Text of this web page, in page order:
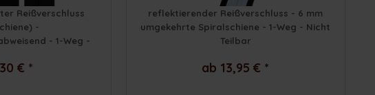
Reißverschluss
-
- 1-Weg -
€ *
reflektierender Reißverschluss - 6 mm
umgekehrte Spiralschiene - 1-Weg - Nicht
Teilbar
ab 13,95 € *